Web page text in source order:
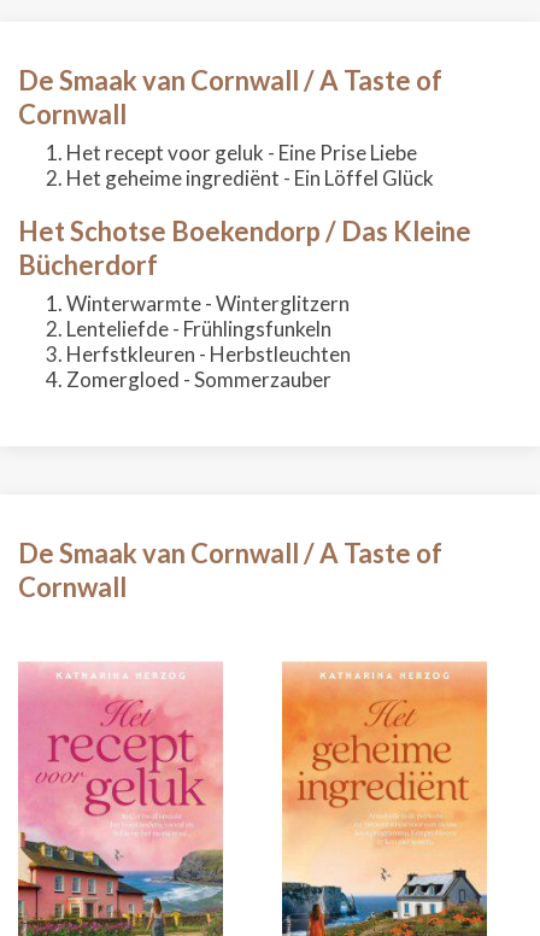
De Smaak van Cornwall / A Taste of
Cornwall
Het recept voor geluk - Eine Prise Liebe
Het geheime ingrediënt - Ein Löffel Glück
Het Schotse Boekendorp / Das Kleine
Bücherdorf
Winterwarmte - Winterglitzern
Lenteliefde - Frühlingsfunkeln
Herfstkleuren - Herbstleuchten
Zomergloed - Sommerzauber
De Smaak van Cornwall / A Taste of
Cornwall